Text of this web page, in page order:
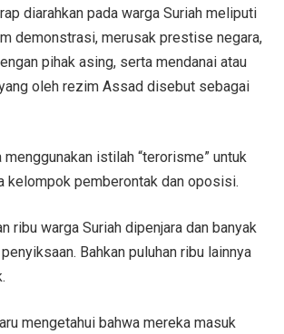
diarahkan pada warga Suriah meliputi
demonstrasi, merusak prestise negara,
pihak asing, serta mendanai atau
oleh rezim Assad disebut sebagai
istilah “terorisme” untuk
kelompok pemberontak dan oposisi.
ribu warga Suriah dipenjara dan banyak
Bahkan puluhan ribu lainnya
mengetahui bahwa mereka masuk